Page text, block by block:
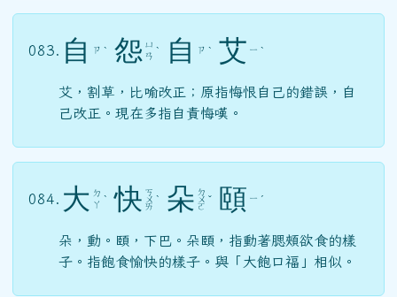
083. 自 ㄗ ˋ 怨 ㄩ
ㄢ ˋ 自 ㄗ ˋ 艾 ㄧ ˋ
艾，割草，比喻改正；原指悔恨自己的錯誤，自
己改正。現在多指自責悔嘆。
084. 大 ㄉ
ㄚ ˋ 快 ㄎ
ㄨ
ㄞ
ˋ 朵 ㄉ
ㄨ
ㄛ
ˇ 頤 ㄧ ˊ
朵，動。頤，下巴。朵頤，指動著腮頰欲食的樣
子。指飽食愉快的樣子。與「大飽口福」相似。